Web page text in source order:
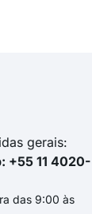
gerais:
+55 11 4020-
das 9:00 às